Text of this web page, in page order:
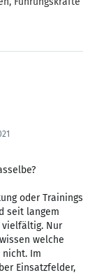
oder Trainings
seit langem
Nur
welche
nicht. Im
Einsatzfelder,